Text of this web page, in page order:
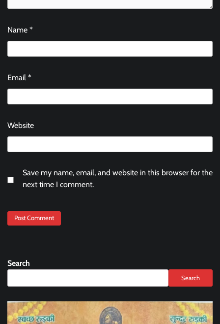
Name *
Email *
Website
Save my name, email, and website in this browser for the
next time I comment.
Search
Search